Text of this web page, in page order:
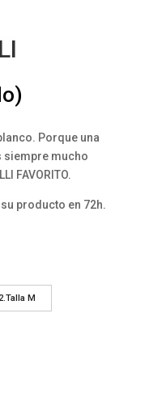
Porque una
siempre mucho
FAVORITO.
producto en 72h.
2.Talla M